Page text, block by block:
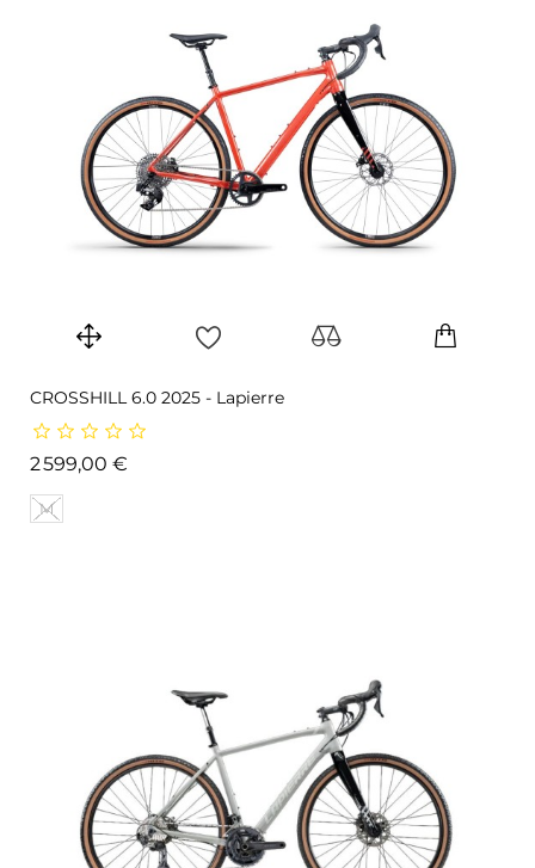
CROSSHILL 6.0 2025 - Lapierre
2 599,00 €
M